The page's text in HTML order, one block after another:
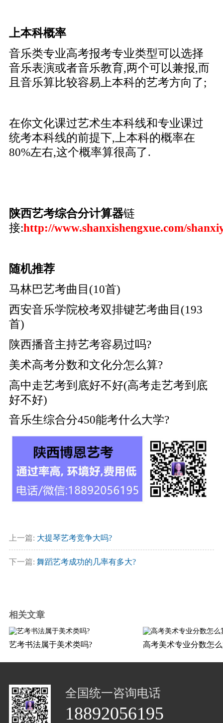
上本科概率
音乐类专业高考报考专业类型可以选择
音乐表演或者音乐教育,两个可以兼报,而
且音乐算比较容易上本科的艺考方向了;
在你文化课过艺术生本科线和专业课过
统考本科线的前提下,上本科的概率在
80%左右,这个概率算很高了.
陕西艺考综合分计算器链
接:http://www.shanxishengxue.com/
随机推荐
马林巴艺考曲目(10首)
西安音乐学院校考双排键艺考曲目(193
首)
陕西播音主持艺考容易过吗?
美术高考分数和文化分怎么算?
高中走艺考到底好不好(高考走艺考到底
好不好)
音乐生综合分450能考什么大学?
上一篇: 大提琴艺考竞争大吗?
下一篇: 舞蹈艺考成功的几率有多大?
相关文章
艺考书法属于美术类吗? 高考美术专业分数怎
全国统一咨询电话
18892056195